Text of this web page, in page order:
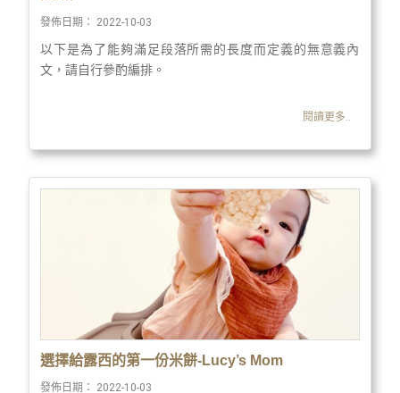
發佈日期： 2022-10-03
以下是為了能夠滿足段落所需的長度而定義的無意義內
文，請自行參酌編排。
閱讀更多..
選擇給露西的第一份米餅-Lucy’s Mom
發佈日期： 2022-10-03